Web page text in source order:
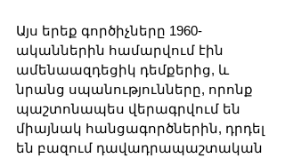
Այս երեք գործիչները 1960-
ականներին համարվում էին
ամենաազդեցիկ դեմքերից, և
նրանց սպանությունները, որոնք
պաշտոնապես վերագրվում են
միայնակ հանցագործներին, դրդել
են բազում դավադրապաշտական